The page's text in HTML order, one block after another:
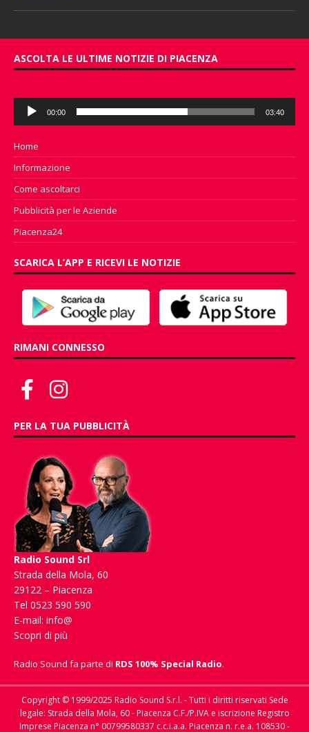
ASCOLTA LE ULTIME NOTIZIE DI PIACENZA
Audio
Player
00:00 03:40
Home
Informazione
Come ascoltarci
Pubblicità per le Aziende
Piacenza24
SCARICA L’APP E RICEVI LE NOTIZIE
RIMANI CONNESSO
PER LA TUA PUBBLICITÀ
Radio Sound Srl
Strada della Mola, 60
29122 – Piacenza
Tel 0523 590 590
E-mail: info@
Scopri di più
Radio Sound fa parte di RDS 100% Special Radio.
Copyright © 1999/2025 Radio Sound S.r.l. - Tutti i diritti riservati Sede
legale: Strada della Mola, 60 - Piacenza C.F./P.IVA e iscrizione Registro
Imprese Piacenza n° 00799580337 c.c.i.a.a. Piacenza n. r.e.a. 108530 -